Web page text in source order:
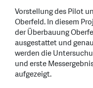
Vorstellung des Pilot
Oberfeld. In diesem
der Überbauung
ausgestattet und
werden die
und erste
aufgezeigt.